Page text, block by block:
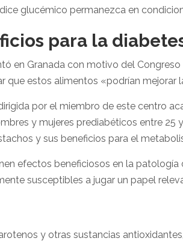
glucémico permanezca en
para la
en Granada con motivo del
que estos alimentos «podrían mejorar
por el miembro de este centro
y mujeres prediabéticos entre
y sus beneficios para el
efectos beneficiosos en la
susceptibles a jugar un papel
y otras sustancias